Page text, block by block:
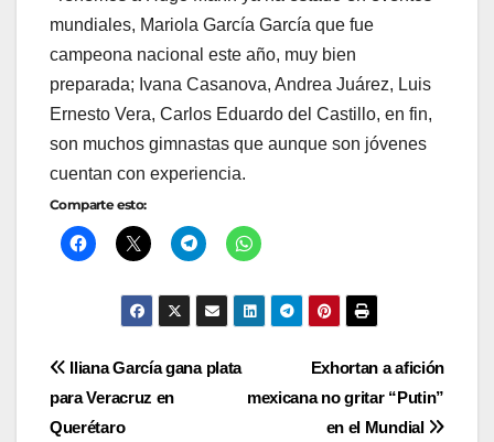
mundiales, Mariola García García que fue
campeona nacional este año, muy bien
preparada; Ivana Casanova, Andrea Juárez, Luis
Ernesto Vera, Carlos Eduardo del Castillo, en fin,
son muchos gimnastas que aunque son jóvenes
cuentan con experiencia.
Comparte esto:
Navegación
de
Exhortan a afición
mexicana no gritar “Putin”
en el Mundial
Iliana García gana plata
para Veracruz en
Querétaro